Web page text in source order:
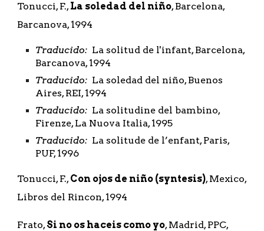
Tonucci, F., La soledad del niño, Barcelona,
Barcanova, 1994
Traducido:
  La solitud de l'infant, Barcelona,
Barcanova, 1994
Traducido:
  La soledad del niño, Buenos
Aires, REI, 1994
Traducido:
  La solitudine del bambino,
Firenze, La Nuova Italia, 1995
Traducido:
  La solitude de l’enfant, Paris,
PUF, 1996
Tonucci, F., Con ojos de niño (syntesis), Mexico,
Libros del Rincon, 1994
Frato, Si no os haceis como yo, Madrid, PPC,